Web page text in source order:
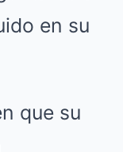
en su
que su